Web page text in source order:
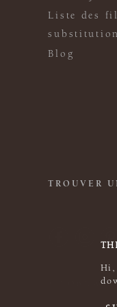
Hi,
Liste des
substitution
Blog
TROUVER
© 2026 Rowan